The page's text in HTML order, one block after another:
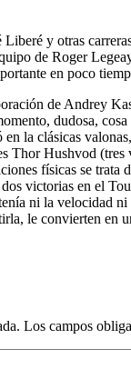
y otras
de Roger
en poco
de Andrey
dudosa,
la clásicas
Thor Hushvod (tres
físicas se trata
victorias en el
ni la velocidad
le convierten en
Los campos